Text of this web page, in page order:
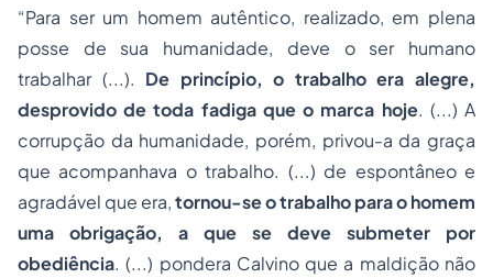
“Para ser um homem autêntico, realizado, em plena
posse de sua humanidade, deve o ser humano
trabalhar (...). De princípio, o trabalho era alegre,
desprovido de toda fadiga que o marca hoje. (...) A
corrupção da humanidade, porém, privou-a da graça
que acompanhava o trabalho. (...) de espontâneo e
agradável que era,tornou-se o trabalho para o homem
uma obrigação, a que se deve submeter por
obediência. (...) pondera Calvino que a maldição não